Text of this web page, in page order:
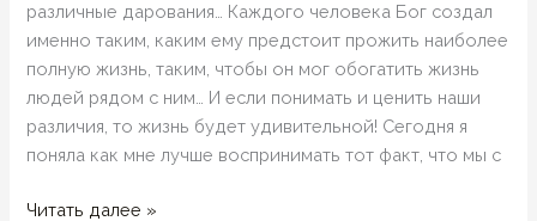
различные дарования… Каждого человека Бог создал
именно таким, каким ему предстоит прожить наиболее
полную жизнь, таким, чтобы он мог обогатить жизнь
людей рядом с ним… И если понимать и ценить наши
различия, то жизнь будет удивительной! Сегодня я
поняла как мне лучше воспринимать тот факт, что мы с
Дар
Читать далее »